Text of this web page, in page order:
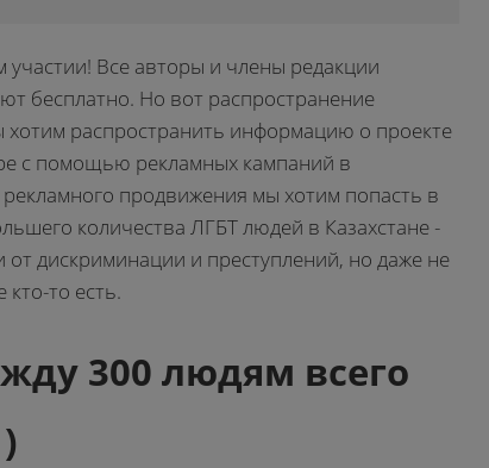
Все авторы и члены редакции
бесплатно. Но вот распространение
распространить информацию о проекте
с помощью рекламных кампаний в
продвижения мы хотим попасть в
количества ЛГБТ людей в Казахстане -
от дискриминации и преступлений, но даже не
кто-то есть.
300 людям всего